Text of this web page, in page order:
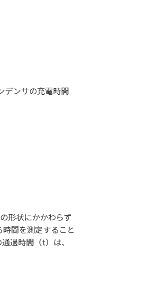
デンサの充電時間
形状にかかわらず
間を測定すること
過時間（t）は、